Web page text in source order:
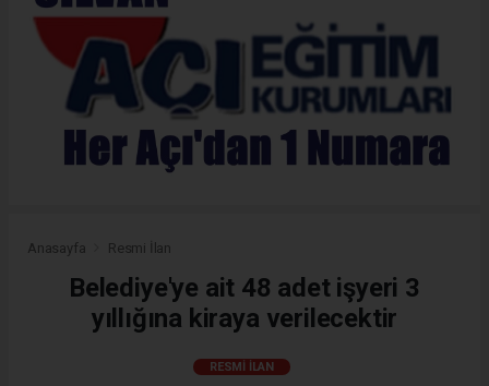
Anasayfa Resmi İlan
Belediye'ye ait 48 adet işyeri 3
yıllığına kiraya verilecektir
RESMI İLAN